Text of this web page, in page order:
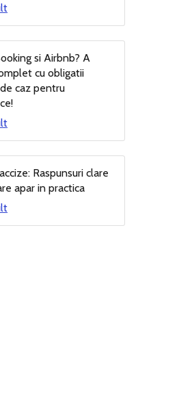
si Airbnb? A
cu obligatii
caz pentru
Raspunsuri clare
apar in practica